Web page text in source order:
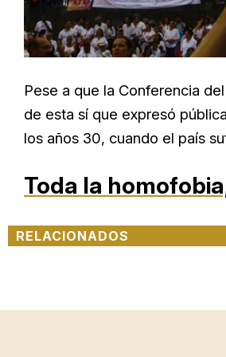
Pese a que la Conferencia
de esta sí que expresó
los años 30, cuando el país
Toda la
RELACIONADOS